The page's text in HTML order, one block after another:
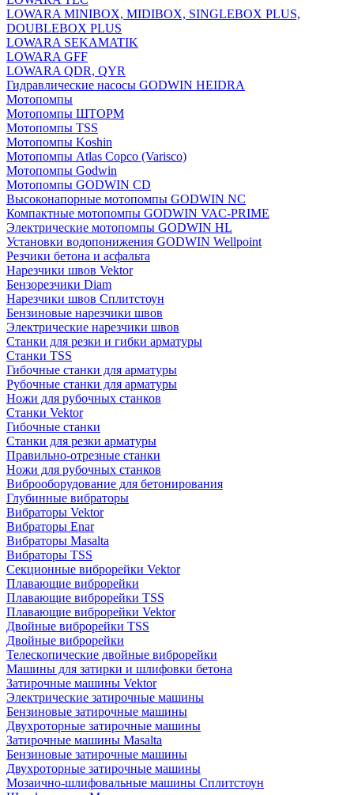
LOWARA MINIBOX, MIDIBOX, SINGLEBOX PLUS,
DOUBLEBOX PLUS
LOWARA SEKAMATIK
LOWARA GFF
LOWARA QDR, QYR
Гидравлические насосы GODWIN HEIDRA
Мотопомпы
Мотопомпы ШТОРМ
Мотопомпы TSS
Мотопомпы Koshin
Мотопомпы Atlas Copco (Varisco)
Мотопомпы Godwin
Мотопомпы GODWIN CD
Высоконапорные мотопомпы GODWIN NC
Компактные мотопомпы GODWIN VAC-PRIME
Электрические мотопомпы GODWIN HL
Установки водопонижения GODWIN Wellpoint
Резчики бетона и асфальта
Нарезчики швов Vektor
Бензорезчики Diam
Нарезчики швов Сплитстоун
Бензиновые нарезчики швов
Электрические нарезчики швов
Станки для резки и гибки арматуры
Станки TSS
Гибочные станки для арматуры
Рубочные станки для арматуры
Ножи для рубочных станков
Станки Vektor
Гибочные станки
Станки для резки арматуры
Правильно-отрезные станки
Ножи для рубочных станков
Виброоборудование для бетонирования
Глубинные вибраторы
Вибраторы Vektor
Вибраторы Enar
Вибраторы Masalta
Вибраторы TSS
Секционные виброрейки Vektor
Плавающие виброрейки
Плавающие виброрейки TSS
Плавающие виброрейки Vektor
Двойные виброрейки TSS
Двойные виброрейки
Телескопические двойные виброрейки
Машины для затирки и шлифовки бетона
Затирочные машины Vektor
Электрические затирочные машины
Бензиновые затирочные машины
Двухроторные затирочные машины
Затирочные машины Masalta
Бензиновые затирочные машины
Двухроторные затирочные машины
Мозаично-шлифовальные машины Сплитстоун